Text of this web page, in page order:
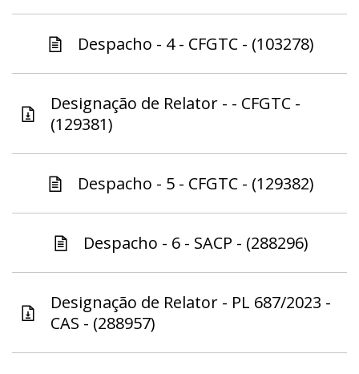
Despacho - 4 - CFGTC - (103278)
Designação de Relator - - CFGTC -
(129381)
Despacho - 5 - CFGTC - (129382)
Despacho - 6 - SACP - (288296)
Designação de Relator - PL 687/2023 -
CAS - (288957)